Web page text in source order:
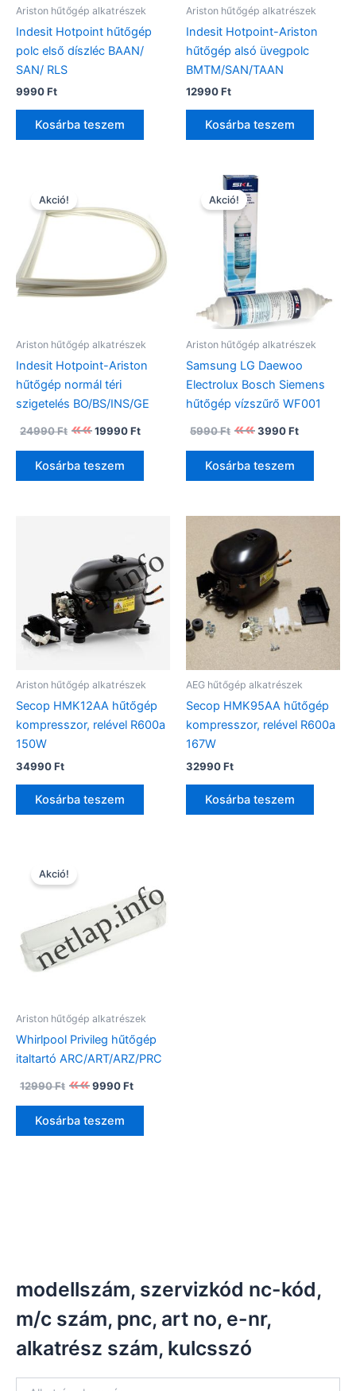
modellszám, szervizkód nc-kód,
m/c szám, pnc, art no, e-nr,
alkatrész szám, kulcsszó
Ariston hűtőgép alkatrészek
Indesit Hotpoint hűtőgép
polc első díszléc BAAN/
SAN/ RLS
9990Ft
Kosárba teszem
Ariston hűtőgép alkatrészek
Indesit Hotpoint-Ariston
hűtőgép alsó üvegpolc
BMTM/SAN/TAAN
12990Ft
Kosárba teszem
Akció!
Ariston hűtőgép alkatrészek
Indesit Hotpoint-Ariston
hűtőgép normál téri
szigetelés BO/BS/INS/GE
24990Ft
Original
price
was:
24990 Ft.
19990Ft
price
is:
Kosárba teszem
Akció!
Ariston hűtőgép alkatrészek
Samsung LG Daewoo
Electrolux Bosch Siemens
hűtőgép vízszűrő WF001
5990Ft
Original
price
was:
5990 Ft.
3990Ft
price
is:
Kosárba teszem
Ariston hűtőgép alkatrészek
Secop HMK12AA hűtőgép
kompresszor, relével R600a
150W
34990Ft
Kosárba teszem
AEG hűtőgép alkatrészek
Secop HMK95AA hűtőgép
kompresszor, relével R600a
167W
32990Ft
Kosárba teszem
Akció!
Ariston hűtőgép alkatrészek
Whirlpool Privileg hűtőgép
italtartó ARC/ART/ARZ/PRC
12990Ft
Original
price
was:
12990 Ft.
9990Ft
price
is:
Kosárba teszem